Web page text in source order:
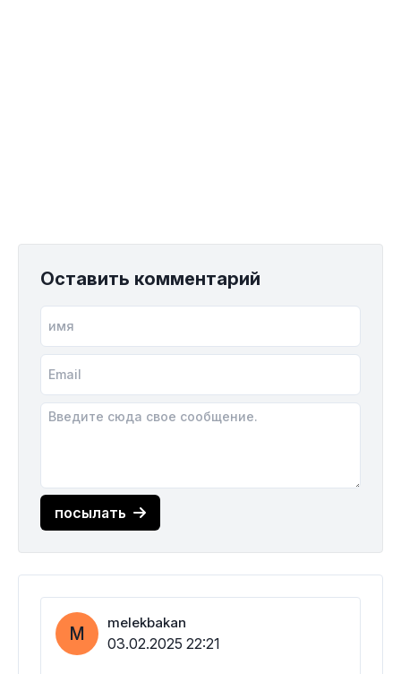
Оставить комментарий
посылать
M melekbakan
03.02.2025 22:21